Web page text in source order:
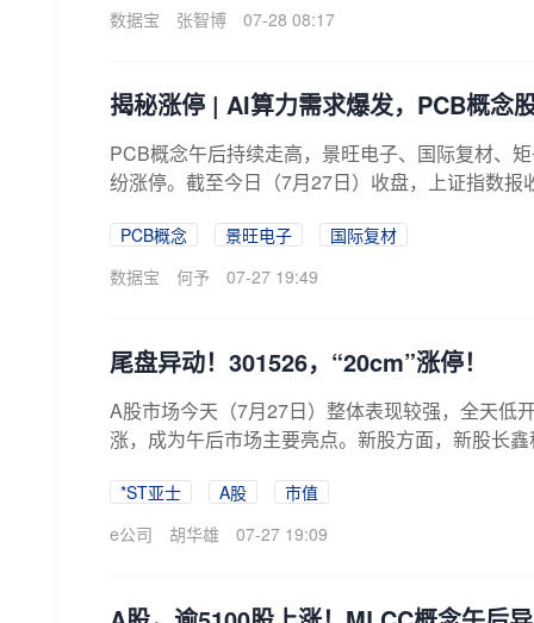
数据宝
张智博 07-28 08:17
揭秘涨停 | AI算力需求爆发，PCB概念
PCB概念午后持续走高，景旺电子、国际复材、
纷涨停。截至今日（7月27日）收盘，上证指数报
PCB概念 景旺电子
国际复材
数据宝
何予 07-27 19:49
尾盘异动！301526，“20cm”涨停！
A股市场今天（7月27日）整体表现较强，全天低
涨，成为午后市场主要亮点。新股方面，新股长
*ST亚士 A股
市值
e公司
胡华雄 07-27 19:09